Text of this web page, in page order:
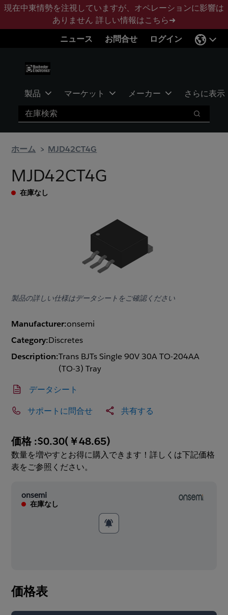
メ
ン
フ
タ
現在中東情勢を注視していますが、オペレーションに影響は
ありません 詳しい情報はこちら➜
ニュース
お問合せ ログイン
製品 マーケット メーカー さらに表示
検索
検索
ホーム MJD42CT4G
MJD42CT4G
在庫なし
製品の詳しい仕様はデータシートをご確認ください
Manufacturer:onsemi
Category:Discretes
Description:Trans BJTs Single 90V 30A TO-204AA
(TO-3) Tray
データシート
サポートに問合せ 共有する
価格 :$0.30(￥48.65)
数量を増やすとお得に購入できます！詳しくは下記価格
表をご参照ください。
onsemi
在庫なし
価格表